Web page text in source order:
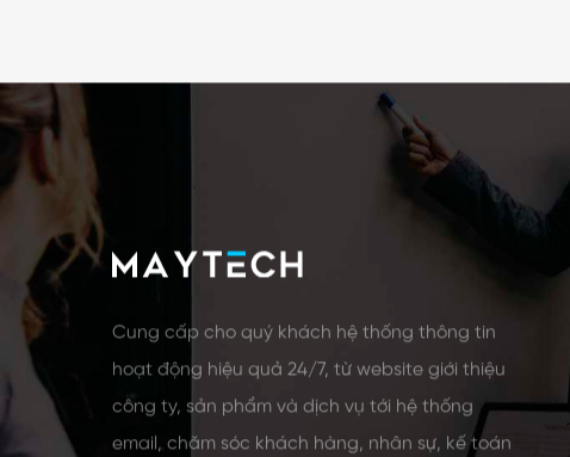
Cung cấp cho quý khách hệ thống thông tin
hoạt động hiệu quả 24/7, từ website giới thiệu
công ty, sản phẩm và dịch vụ tới hệ thống
email, chăm sóc khách hàng, nhân sự, kế toán